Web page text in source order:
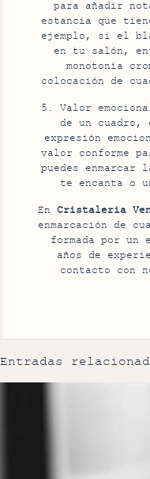
para añadir
estancia que
ejemplo, si el
en tu salón,
monotonía
colocación de
5. Valor
de un cuadro,
expresión
valor conforme
puedes
te encanta o
En Cristaleria
enmarcación de
formada por un
años de
contacto con
Entradas